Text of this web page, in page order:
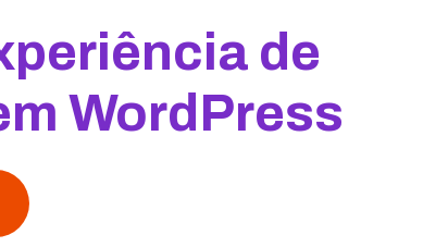
de
WordPress